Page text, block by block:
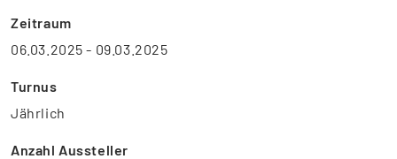
Zeitraum
06.03.2025 - 09.03.2025
Turnus
Jährlich
Anzahl Aussteller